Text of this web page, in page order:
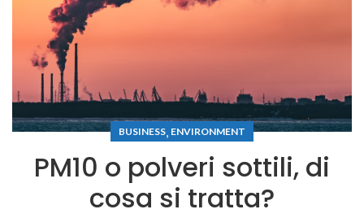
BUSINESS, ENVIRONMENT
PM10 o polveri sottili, di
cosa si tratta?